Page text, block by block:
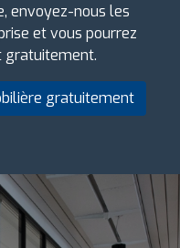
envoyez-nous les
et vous pourrez
gratuitement